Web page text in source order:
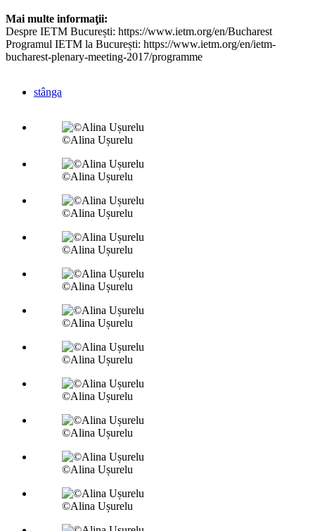
Mai multe informaţii:
Despre IETM București: https://www.ietm.org/en/Bucharest
Programul IETM la București: https://www.ietm.org/en/ietm-
bucharest-plenary-meeting-2017/programme
stânga
©Alina Ușurelu
©Alina Ușurelu
©Alina Ușurelu
©Alina Ușurelu
©Alina Ușurelu
©Alina Ușurelu
©Alina Ușurelu
©Alina Ușurelu
©Alina Ușurelu
©Alina Ușurelu
©Alina Ușurelu